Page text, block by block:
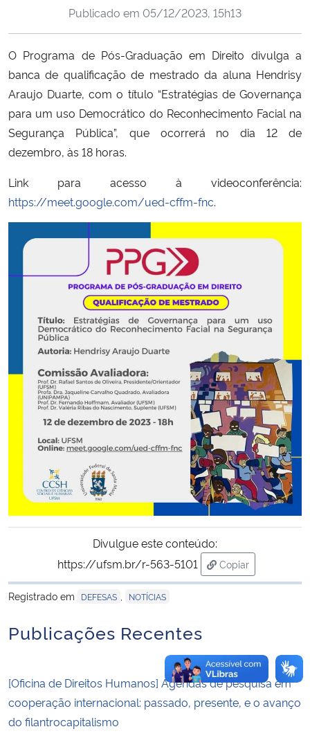
Ministério da Cidadania
Ministério de Minas e Energia
Ministério da Ciência, Tecnologia, Inovações e Comunicações
Ministério do Meio Ambiente
Controladoria-Geral da União
Ministério da Mulher, da Família e dos Direitos Humanos
Secretaria-Geral
Secretaria de Governo
Advocacia-Geral da União
Banco Central do Brasil
Planalto
Publicado em 05/12/2023, 15h13
O Programa de Pós-Graduação em Direito divulga a
banca de qualificação de mestrado da aluna Hendrisy
Araujo Duarte, com o título “Estratégias de Governança
para um uso Democrático do Reconhecimento Facial na
Segurança Pública”, que ocorrerá no dia 12 de
dezembro, às 18 horas.
Link para acesso à videoconferência:
https://meet.google.com/ued-cffm-fnc.
Divulgue este conteúdo:
https://ufsm.br/r-563-5101
Copiar
para área de
Registrado em
DEFESAS NOTÍCIAS
Publicações Recentes
[Oficina de Direitos Humanos] Agendas de pesquisa em
cooperação internacional: passado, presente, e o avanço
do filantrocapitalismo